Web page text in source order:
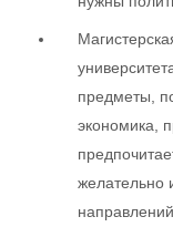
предметы,
экономика,
желательно
направлений.